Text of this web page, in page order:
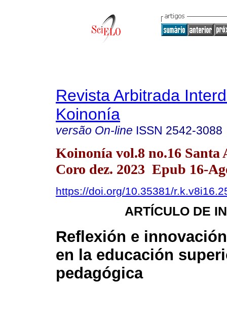
Revista Arbitrada
Koinonía
versão On-line ISSN 2542-3088
Koinonía vol.8 no.16 Santa
Coro dez. 2023 Epub 16-
https://doi.org/10.35381/
ARTÍCULO DE
Reflexión e
en la educación
pedagógica